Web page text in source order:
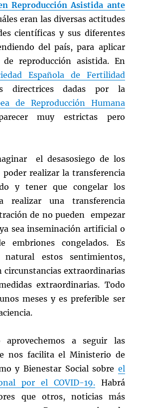
Reproducción Asistida ante
eran las diversas actitudes
científicas y sus diferentes
del país, para aplicar
reproducción asistida. En
Española de Fertilidad
directrices dadas por la
de Reproducción Humana
muy estrictas pero
el desasosiego de los
realizar la transferencia
y tener que congelar los
realizar una transferencia
de no pueden empezar
sea inseminación artificial o
embriones congelados. Es
natural estos sentimientos,
circunstancias extraordinarias
extraordinarias. Todo
meses y es preferible ser
aprovechemos a seguir las
nos facilita el Ministerio de
y Bienestar Social sobre el
por el COVID-19.Habrá
que otros, noticias más